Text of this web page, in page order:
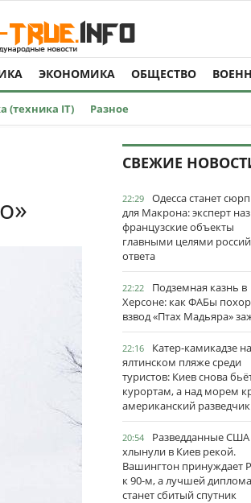
ЭКОНОМИКА ОБЩЕСТВО
(техника IT) Разное
СВЕЖИЕ
22:29
Одесса станет
для Макрона: эксперт
французские объекты
главными целями
ответа
22:22
Подземная казнь в
Херсоне: как ФАБы
взвод «Птах Мадьяра»
22:16
Катер-камикадзе на
ялтинском пляже среди
туристов: Киев снова
курортам, а над морем
американский разведчик
20:54
Разведданные США
хлынули в Киев рекой.
Вашингтон принуждает
к 90-м, а лучшей
станет сбитый спутник